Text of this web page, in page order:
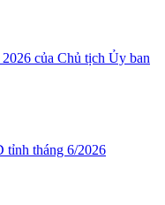
của Chủ tịch Ủy ban
tỉnh tháng 6/2026